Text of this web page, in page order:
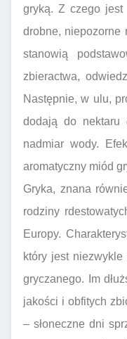
gryką. Z czego jest
drobne, niepozorne
stanowią
zbieractwa,
Następnie, w ulu,
dodają do nektaru
nadmiar wody.
aromatyczny miód
Gryka, znana
rodziny
Europy.
który jest
gryczanego. Im
jakości i obfitych
– słoneczne dni